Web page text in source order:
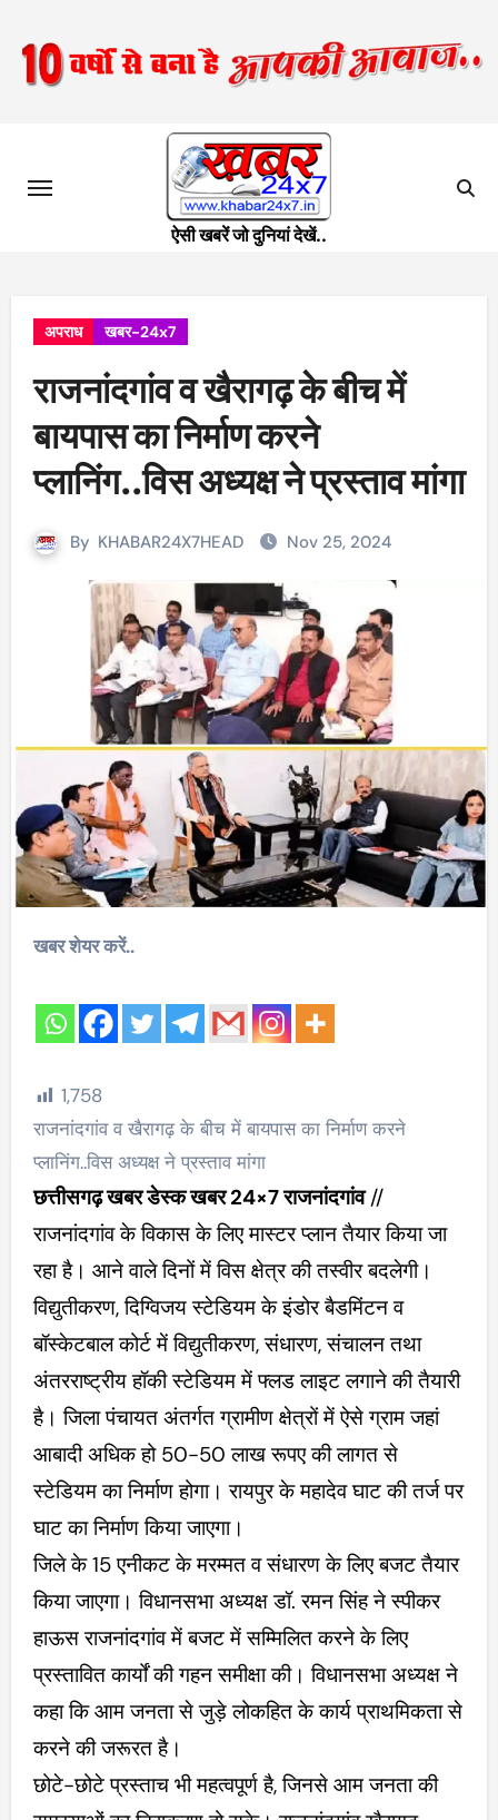
content
ऐसी खबरें जो दुनियां देखें..
अपराध खबर-24x7
राजनांदगांव व खैरागढ़ के बीच में
बायपास का निर्माण करने
प्लानिंग..विस अध्यक्ष ने प्रस्ताव मांगा
By KHABAR24X7HEAD Nov 25, 2024
खबर शेयर करें..
1,758
राजनांदगांव व खैरागढ़ के बीच में बायपास का निर्माण करने
प्लानिंग..विस अध्यक्ष ने प्रस्ताव मांगा
छत्तीसगढ़ खबर डेस्क खबर 24×7 राजनांदगांव//
राजनांदगांव के विकास के लिए मास्टर प्लान तैयार किया जा
रहा है। आने वाले दिनों में विस क्षेत्र की तस्वीर बदलेगी।
विद्युतीकरण, दिग्विजय स्टेडियम के इंडोर बैडमिंटन व
बॉस्केटबाल कोर्ट में विद्युतीकरण, संधारण, संचालन तथा
अंतरराष्ट्रीय हॉकी स्टेडियम में फ्लड लाइट लगाने की तैयारी
है। जिला पंचायत अंतर्गत ग्रामीण क्षेत्रों में ऐसे ग्राम जहां
आबादी अधिक हो 50-50 लाख रूपए की लागत से
स्टेडियम का निर्माण होगा। रायपुर के महादेव घाट की तर्ज पर
घाट का निर्माण किया जाएगा।
जिले के 15 एनीकट के मरम्मत व संधारण के लिए बजट तैयार
किया जाएगा। विधानसभा अध्यक्ष डॉ. रमन सिंह ने स्पीकर
हाऊस राजनांदगांव में बजट में सम्मिलित करने के लिए
प्रस्तावित कार्यों की गहन समीक्षा की। विधानसभा अध्यक्ष ने
कहा कि आम जनता से जुड़े लोकहित के कार्य प्राथमिकता से
करने की जरूरत है।
छोटे-छोटे प्रस्ताच भी महत्वपूर्ण है, जिनसे आम जनता की